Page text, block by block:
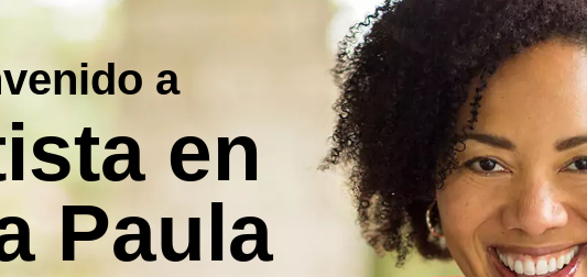
a
en
Paula